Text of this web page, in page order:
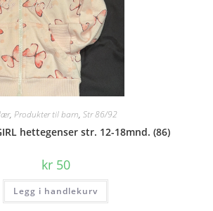
, Produkter til barn, Str 86/92
hettegenser str. 12-18mnd. (86)
kr50
Legg i handlekurv